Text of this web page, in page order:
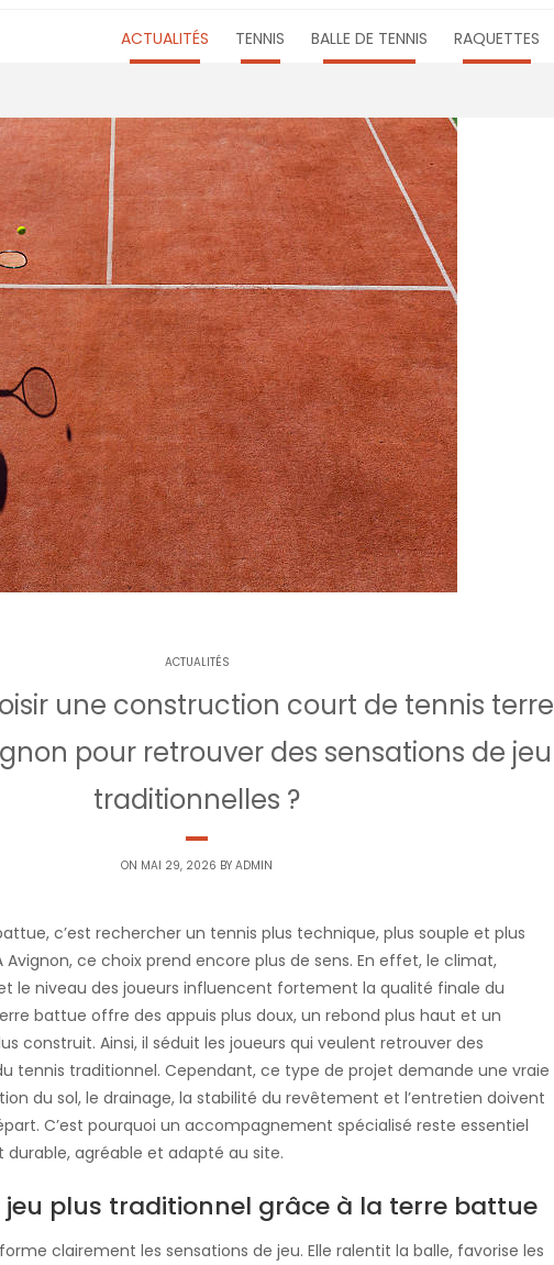
ACTUALITÉS TENNIS BALLE DE TENNIS RAQUETTES
ACTUALITÉS
une construction court de tennis terre
pour retrouver des sensations de jeu
traditionnelles ?
ON MAI 29, 2026 BY ADMIN
c’est rechercher un tennis plus technique, plus souple et plus
Avignon, ce choix prend encore plus de sens. En effet, le climat,
le niveau des joueurs influencent fortement la qualité finale du
battue offre des appuis plus doux, un rebond plus haut et un
construit. Ainsi, il séduit les joueurs qui veulent retrouver des
tennis traditionnel. Cependant, ce type de projet demande une vraie
du sol, le drainage, la stabilité du revêtement et l’entretien doivent
C’est pourquoi un accompagnement spécialisé reste essentiel
agréable et adapté au site.
jeu plus traditionnel grâce à la terre battue
clairement les sensations de jeu. Elle ralentit la balle, favorise les